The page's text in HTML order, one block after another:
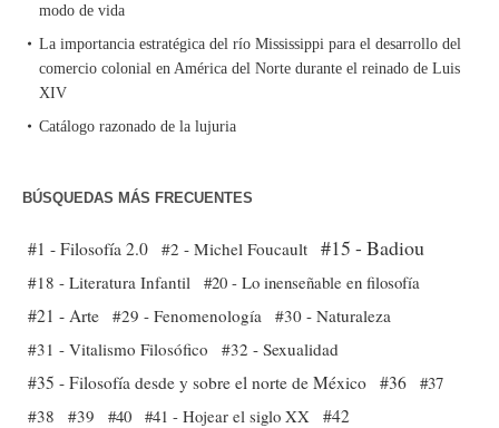
modo de vida
La importancia estratégica del río Mississippi para el desarrollo del
comercio colonial en América del Norte durante el reinado de Luis
XIV
Catálogo razonado de la lujuria
BÚSQUEDAS MÁS FRECUENTES
#1 - Filosofía 2.0 #2 - Michel Foucault #15 - Badiou
#18 - Literatura Infantil #20 - Lo inenseñable en filosofía
#21 - Arte #29 - Fenomenología
#30 - Naturaleza
#31 - Vitalismo Filosófico
#32 - Sexualidad
#35 - Filosofía desde y sobre el norte de México #36 #37
#38
#39 #40 #41 - Hojear el siglo XX #42